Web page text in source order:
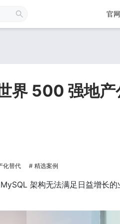
官网
界 500 强地产
化替代 精选案例
架构无法满足日益增长